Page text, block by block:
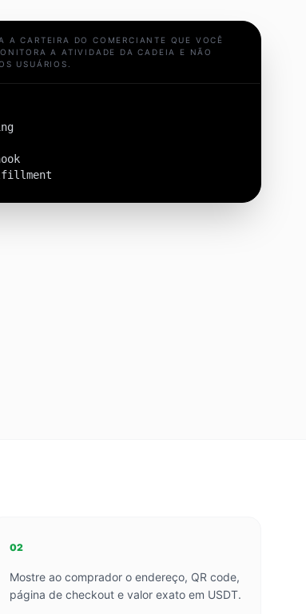
A CARTEIRA DO COMERCIANTE QUE VOCÊ
A ATIVIDADE DA CADEIA E NÃO
USUÁRIOS.
02
Mostre ao comprador o endereço, QR code,
página de checkout e valor exato em USDT.